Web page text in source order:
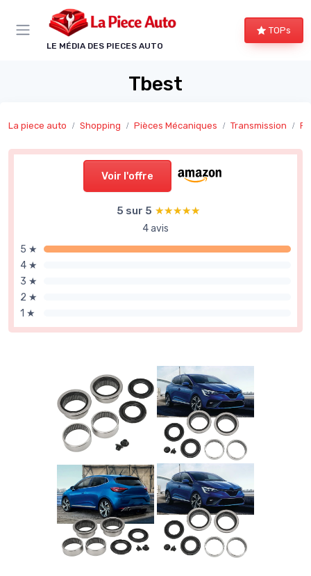
LE MÉDIA DES PIECES AUTO
TOPs
Tbest
La piece auto Shopping Pièces Mécaniques Transmission
Voir l'offre
5 sur 5 ★★★★★
★★★★★
4 avis
5 ★
4 ★
3 ★
2 ★
1 ★
Panneau de gestion des cookies